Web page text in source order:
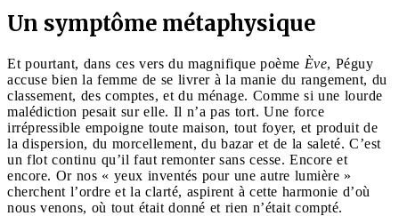
Un symptôme métaphysique
Et pourtant, dans ces vers du magnifique poème Ève, Péguy
accuse bien la femme de se livrer à la manie du rangement, du
classement, des comptes, et du ménage. Comme si une lourde
malédiction pesait sur elle. Il n’a pas tort. Une force
irrépressible empoigne toute maison, tout foyer, et produit de
la dispersion, du morcellement, du bazar et de la saleté. C’est
un flot continu qu’il faut remonter sans cesse. Encore et
encore. Or nos « yeux inventés pour une autre lumière »
cherchent l’ordre et la clarté, aspirent à cette harmonie d’où
nous venons, où tout était donné et rien n’était compté.